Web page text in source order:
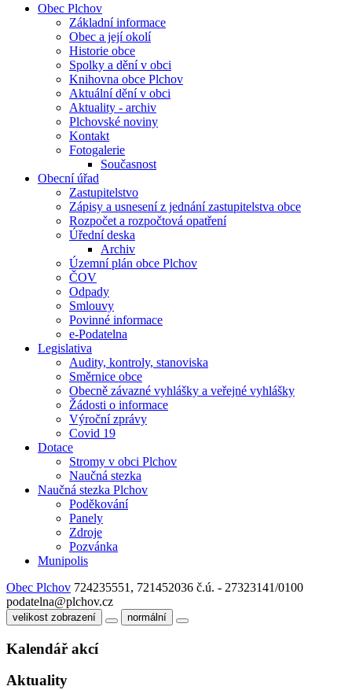
Obec Plchov
Základní informace
Obec a její okolí
Historie obce
Spolky a dění v obci
Knihovna obce Plchov
Aktuální dění v obci
Aktuality - archiv
Plchovské noviny
Kontakt
Fotogalerie
Současnost
Obecní úřad
Zastupitelstvo
Zápisy a usnesení z jednání zastupitelstva obce
Rozpočet a rozpočtová opatření
Úřední deska
Archiv
Územní plán obce Plchov
ČOV
Odpady
Smlouvy
Povinné informace
e-Podatelna
Legislativa
Audity, kontroly, stanoviska
Směrnice obce
Obecně závazné vyhlášky a veřejné vyhlášky
Žádosti o informace
Výroční zprávy
Covid 19
Dotace
Stromy v obci Plchov
Naučná stezka
Naučná stezka Plchov
Poděkování
Panely
Zdroje
Pozvánka
Munipolis
Obec Plchov 724235551, 721452036 č.ú. - 27323141/0100
podatelna@plchov.cz
velikost zobrazení normální
Kalendář akcí
Aktuality